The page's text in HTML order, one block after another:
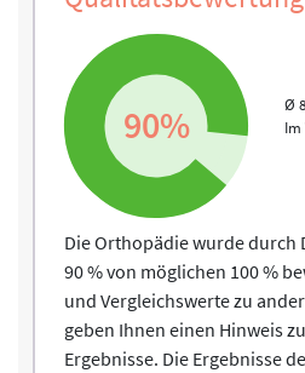
90%
Ø
Im
Die Orthopädie wurde durch
90 % von möglichen 100 %
und Vergleichswerte zu
geben Ihnen einen Hinweis
Ergebnisse. Die Ergebnisse